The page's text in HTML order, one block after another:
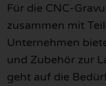
Für die CNC-
zusammen mit
Unternehmen
und Zubehör zur
geht auf die